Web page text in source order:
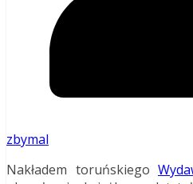
zbymal
Nakładem toruńskiego